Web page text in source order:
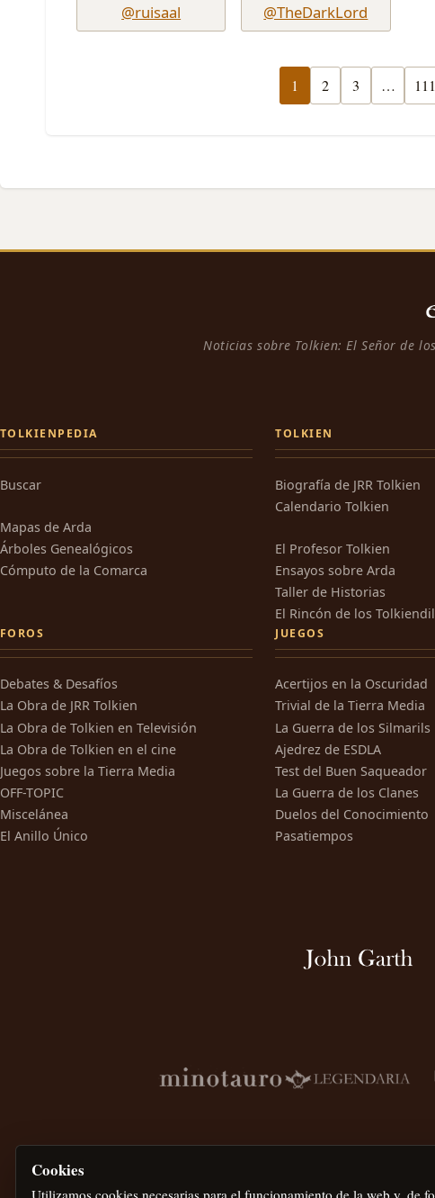
@ruisaal @TheDarkLord
1 2 3 … 111
Noticias sobre Tolkien: El Señor de
TOLKIENPEDIA
Buscar
Mapas de Arda
Árboles Genealógicos
Cómputo de la Comarca
TOLKIEN
Biografía de JRR Tolkien
Calendario Tolkien
El Profesor Tolkien
Ensayos sobre Arda
Taller de Historias
El Rincón de los
FOROS
Debates & Desafíos
La Obra de JRR Tolkien
La Obra de Tolkien en Televisión
La Obra de Tolkien en el cine
Juegos sobre la Tierra Media
OFF-TOPIC
Miscelánea
El Anillo Único
JUEGOS
Acertijos en la Oscuridad
Trivial de la Tierra Media
La Guerra de los Silmarils
Ajedrez de ESDLA
Test del Buen Saqueador
La Guerra de los Clanes
Duelos del Conocimiento
Pasatiempos
Cookies
Utilizamos cookies necesarias para el funcionamiento de la web y, de